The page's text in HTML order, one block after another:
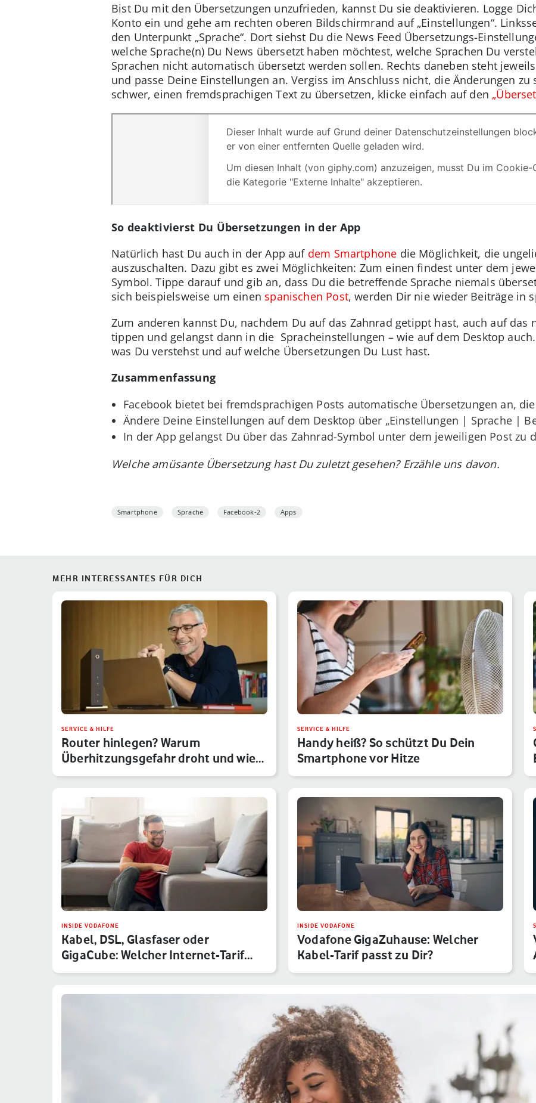
Bist Du mit den Übersetzungen unzufrieden, kannst Du sie deaktivieren. Logge
Konto ein und gehe am rechten oberen Bildschirmrand auf „Einstellungen“.
den Unterpunkt „Sprache“. Dort siehst Du die News Feed Übersetzungs-
welche Sprache(n) Du News übersetzt haben möchtest, welche Sprachen Du
Sprachen nicht automatisch übersetzt werden sollen. Rechts daneben steht
und passe Deine Einstellungen an. Vergiss im Anschluss nicht, die Änderungen
schwer, einen fremdsprachigen Text zu übersetzen, klicke einfach auf den
So deaktivierst Du Übersetzungen in der App
Natürlich hast Du auch in der App auf dem Smartphone die Möglichkeit, die
auszuschalten. Dazu gibt es zwei Möglichkeiten: Zum einen findest unter dem
Symbol. Tippe darauf und gib an, dass Du die betreffende Sprache niemals
sich beispielsweise um einen spanischen Post, werden Dir nie wieder Beiträge in
Zum anderen kannst Du, nachdem Du auf das Zahnrad getippt hast, auch auf das
tippen und gelangst dann in die Spracheinstellungen – wie auf dem Desktop
was Du verstehst und auf welche Übersetzungen Du Lust hast.
Zusammenfassung
Facebook bietet bei fremdsprachigen Posts automatische Übersetzungen an,
Ändere Deine Einstellungen auf dem Desktop über „Einstellungen | Sprache |
In der App gelangst Du über das Zahnrad-Symbol unter dem jeweiligen Post zu
Welche amüsante Übersetzung hast Du zuletzt gesehen? Erzähle uns davon.
Smartphone Sprache Facebook-2 Apps
MEHR INTERESSANTES FÜR DICH
SERVICE & HILFE
Router hinlegen? Warum
Überhitzungsgefahr droht und wie
Du das um…
SERVICE & HILFE
Handy heiß? So schützt Du Dein
Smartphone vor Hitze
INSIDE VODAFONE
Kabel, DSL, Glasfaser oder
GigaCube: Welcher Internet-Tarif
von V…
INSIDE VODAFONE
Vodafone GigaZuhause: Welcher
Kabel-Tarif passt zu Dir?